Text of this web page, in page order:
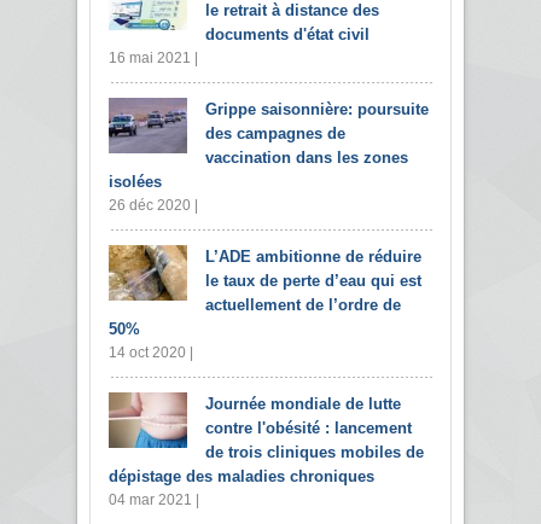
le retrait à distance des
documents d'état civil
16 mai 2021 |
Grippe saisonnière: poursuite
des campagnes de
vaccination dans les zones
isolées
26 déc 2020 |
L’ADE ambitionne de réduire
le taux de perte d’eau qui est
actuellement de l’ordre de
50%
14 oct 2020 |
Journée mondiale de lutte
contre l'obésité : lancement
de trois cliniques mobiles de
dépistage des maladies chroniques
04 mar 2021 |